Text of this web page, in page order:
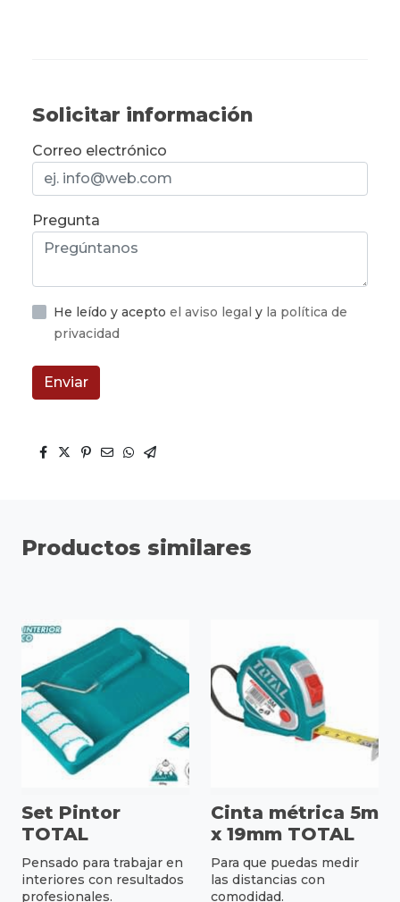
Solicitar información
Correo electrónico
Pregunta
He leído y acepto el aviso legal y la política de
privacidad
Enviar
Productos similares
Set Pintor
TOTAL
Pensado para trabajar en
interiores con resultados
profesionales.
Cinta métrica 5m
x 19mm TOTAL
Para que puedas medir
las distancias con
comodidad.